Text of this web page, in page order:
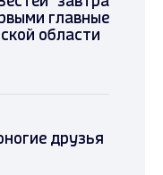
главные
области
друзья